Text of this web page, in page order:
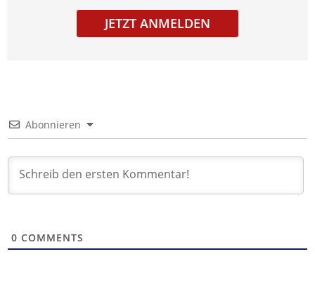
JETZT ANMELDEN
Abonnieren
0 COMMENTS